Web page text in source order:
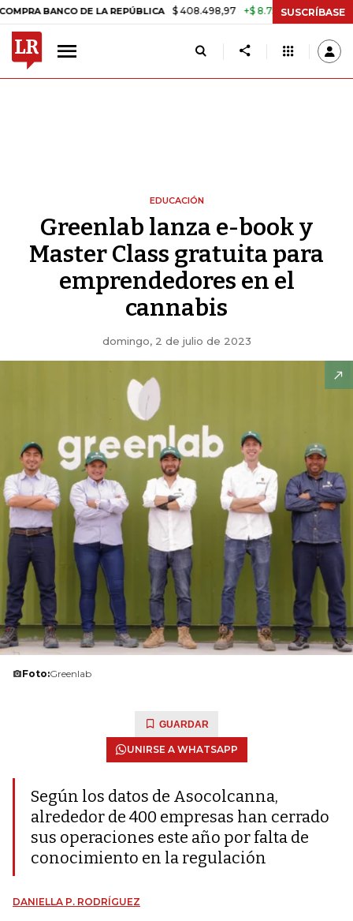
DE LA REPÚBLICA $ 408.498,97 +$ 8.753,81 +2,19% TASA DE
SUSCRÍBASE
EDUCACIÓN
Greenlab lanza e-book y
Master Class gratuita para
emprendedores en el
cannabis
domingo, 2 de julio de 2023
Foto:Greenlab
GUARDAR
UNIRSE A WHATSAPP
Según los datos de Asocolcanna,
alrededor de 400 empresas han cerrado
sus operaciones este año por falta de
conocimiento en la regulación
DANIELLA P. RODRÍGUEZ